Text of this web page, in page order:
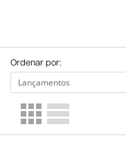
Ordenar por: